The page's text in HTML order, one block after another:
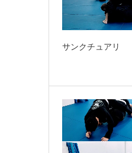
サンクチュアリ